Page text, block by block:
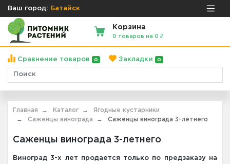
Ваш город: Батайск
Корзина
0 товаров на 0 ₽
Сравнение товаров 0 Закладки 0
Главная Каталог
Ягодные кустарники
Саженцы винограда
Саженцы винограда 3-летнего
Саженцы винограда 3-летнего
Виноград 3-х лет продается только по предзаказу на